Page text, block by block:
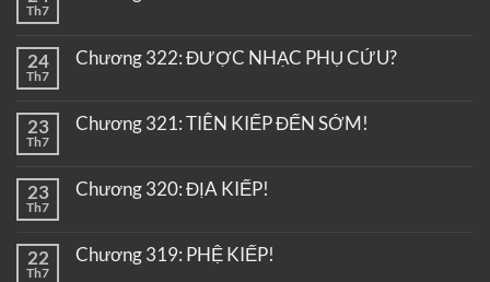
Th7
24
Th7
Chương 322: ĐƯỢC NHẠC PHỤ CỨU?
23
Th7
Chương 321: TIÊN KIẾP ĐẾN SỚM!
23
Th7
Chương 320: ĐỊA KIẾP!
22
Th7
Chương 319: PHỆ KIẾP!